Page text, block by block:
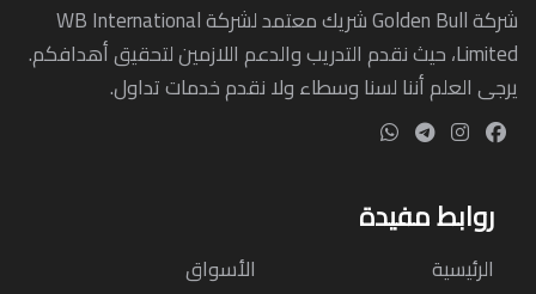
شركة Golden Bull شريك معتمد لشركة WB International
Limited، حيث نقدم التدريب والدعم اللازمين لتحقيق أهدافكم.
يرجى العلم أننا لسنا وسطاء ولا نقدم خدمات تداول.
روابط مفيدة
الرئيسية
الأسواق